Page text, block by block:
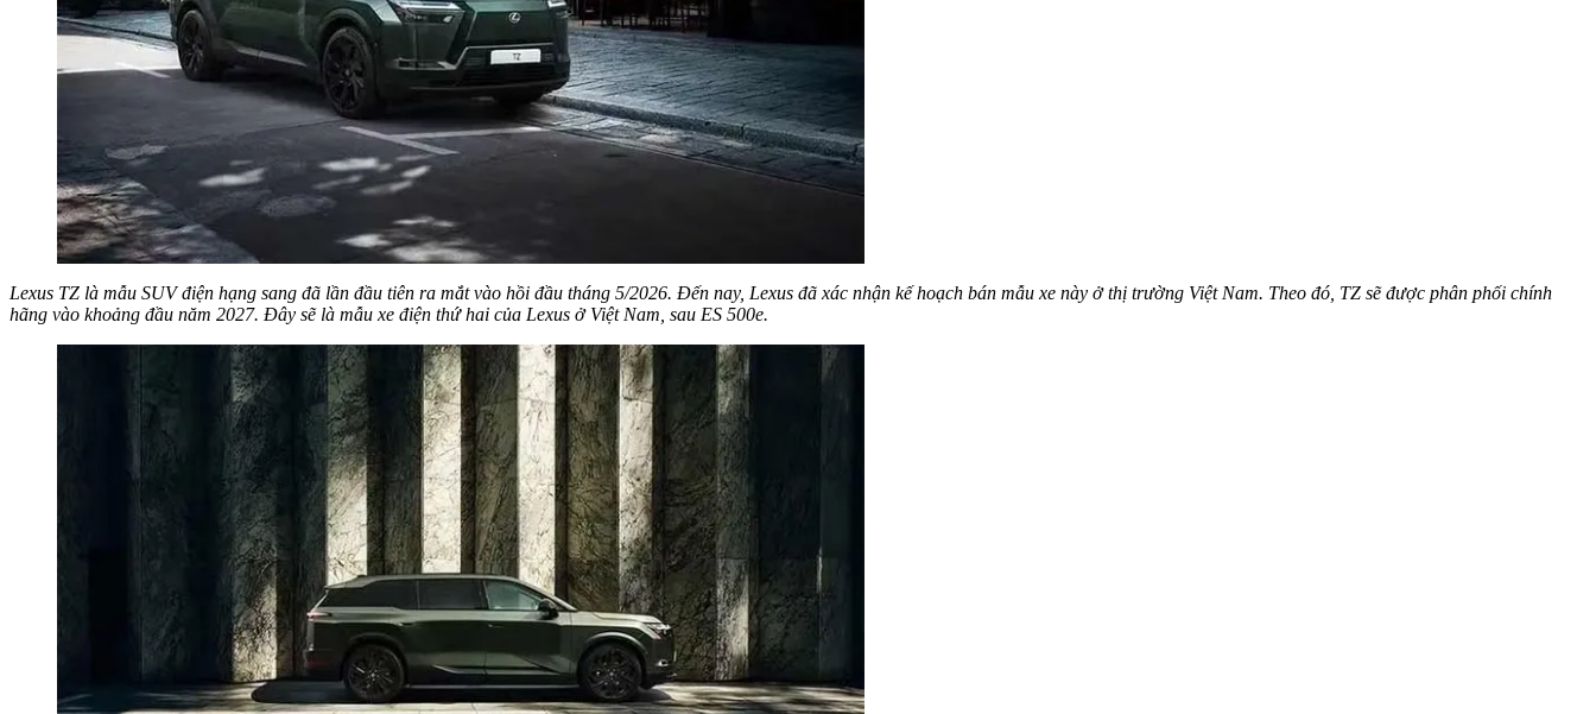
Lexus TZ là mẫu SUV điện hạng sang đã lần đầu tiên ra mắt vào hồi đầu tháng 5/2026. Đến nay, Lexus đã xác nhận kế hoạch bán mẫu xe này ở thị trường Việt Nam. Theo đó, TZ sẽ được phân phối chính
hãng vào khoảng đầu năm 2027. Đây sẽ là mẫu xe điện thứ hai của Lexus ở Việt Nam, sau ES 500e.